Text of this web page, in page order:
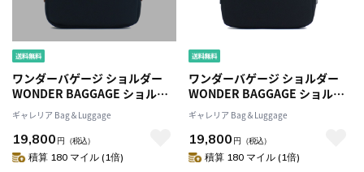
ワンダーバゲージ ショルダー
WONDER BAGGAGE ショルダ
ーバッグ GOODMANS CASUAL
SHOULDERSグッドマンズ カ
ジュアル 斜めがけ ミニショル
ダー メンズ レディース WB-G-
ギャレリア Bag＆Luggage
19,800 円 （税込）
積算 180 マイル (1倍)
ワンダーバゲージ ショルダー
WONDER BAGGAGE ショルダ
ーバッグ GOODMANS CASUAL
SHOULDERSグッドマンズ カ
ジュアル 斜めがけ ミニショル
ダー メンズ レディース WB-G-
ギャレリア Bag＆Luggage
19,800 円 （税込）
積算 180 マイル (1倍)